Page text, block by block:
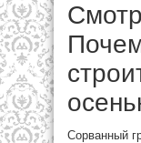
Сорванный